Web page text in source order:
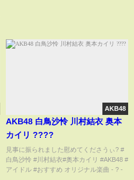
AKB48
AKB48 白鳥沙怜 川村結衣 奥本
カイリ ????
見事に振られました慰めてくださうぃ? #
白鳥沙怜 #川村結衣#奥本カイリ #AKB48 #
アイドル #おすすめ オリジナル楽曲 - ? -